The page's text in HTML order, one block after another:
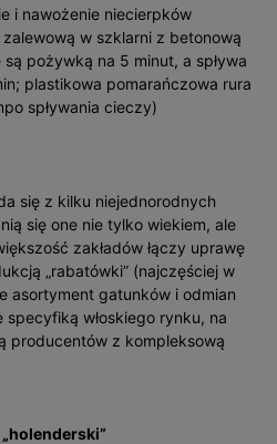
i nawożenie niecierpków
w szklarni z betonową
pożywką na 5 minut, a spływa
plastikowa pomarańczowa rura
spływania cieczy)
się z kilku niejednorodnych
się one nie tylko wiekiem, ale
zakładów łączy uprawę
„rabatówki” (najczęściej w
asortyment gatunków i odmian
włoskiego rynku, na
producentów z kompleksową